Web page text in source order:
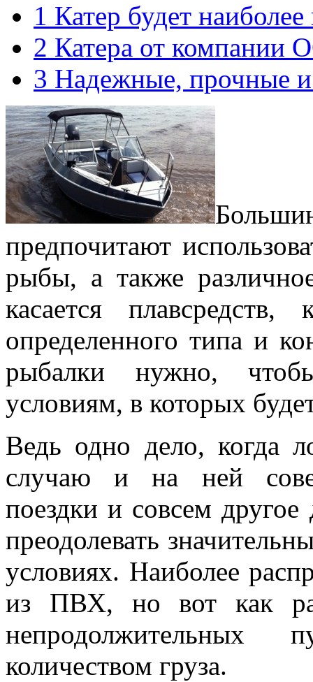
1 Катер будет
2 Катера от
3 Надежные, прочные и
предпочитают
рыбы, а также
касается
определенного типа и
рыбалки нужно,
условиям, в которых
Ведь одно дело, когда
случаю и на ней
поездки и совсем другое
преодолевать
условиях. Наиболее
из ПВХ, но вот как
непродолжительных
количеством груза.